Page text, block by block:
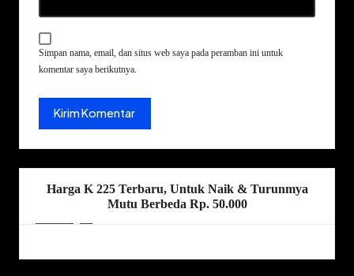
Simpan nama, email, dan situs web saya pada peramban ini untuk
komentar saya berikutnya.
Harga K 225 Terbaru, Untuk Naik & Turunmya
Mutu Berbeda Rp. 50.000